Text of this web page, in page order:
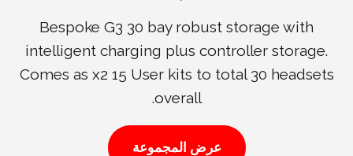
Bespoke G3 30 bay robust storage with
intelligent charging plus controller storage.
Comes as x2 15 User kits to total 30 headsets
overall.
عرض المجموعة